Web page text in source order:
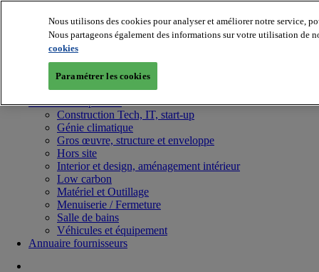
Batiradio
Articles & expertises
Construction Tech, IT, start-up
Génie climatique
Gros œuvre, structure et enveloppe
Hors site
Interior et design, aménagement intérieur
Low carbon
Matériel et Outillage
Menuiserie / Fermeture
Salle de bains
Véhicules et équipement
Annuaire fournisseurs
Nous utilisons des cookies pour analyser et améliorer notre service,
Nous partageons également des informations sur votre utilisation de
cookies
Paramétrer les cookies